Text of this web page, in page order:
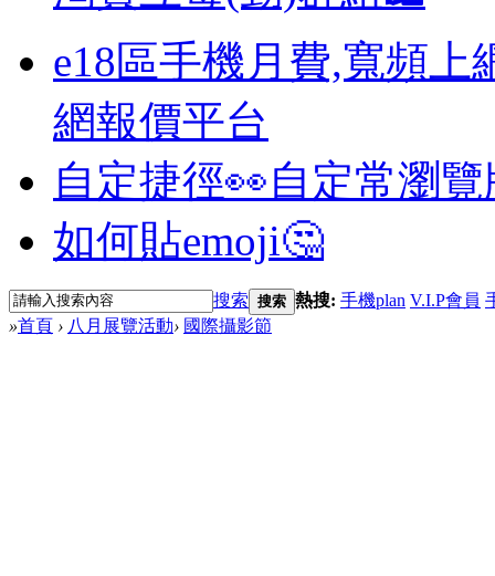
e18區手機月費,寬頻上
網報價平台
自定捷徑👀自定常瀏
如何貼emoji🤔
搜索 搜索 熱搜: 手機plan V.I.P會員
»首頁 › 八月展覽活動› 國際攝影節